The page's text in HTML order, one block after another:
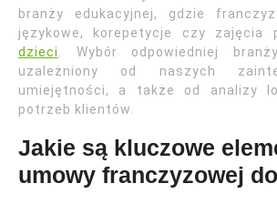
branży edukacyjnej, gdzie
językowe, korepetycje czy zajęcia
dzieci
. Wybór odpowiedniej
uzależniony od naszych
umiejętności, a także od analizy
potrzeb klientów.
Jakie są kluczowe
umowy franczyzowej